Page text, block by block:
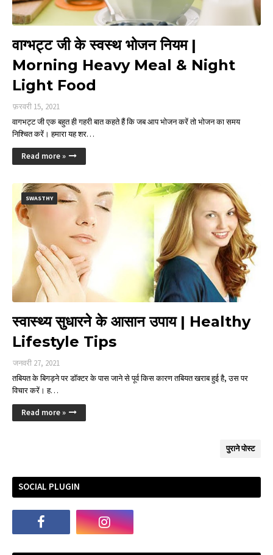
वाग्भट्ट जी के स्वस्थ भोजन नियम |
Morning Heavy Meal & Night
Light Food
फ़रवरी 15, 2021
वागभट्ट जी एक बहुत ही गहरी बात कहते हैं कि जब आप भोजन करें तो भोजन का समय
निश्चित करें। हमारा यह शर…
Read more »
SWASTHY
स्वास्थ्य सुधारने के आसान उपाय | Healthy
Lifestyle Tips
जनवरी 27, 2021
तबियत के बिगड़ने पर डॉक्टर के पास जाने से पूर्व किस कारण तबियत खराब हुई है, उस पर
विचार करें। ह…
Read more »
पुराने पोस्ट
SOCIAL PLUGIN